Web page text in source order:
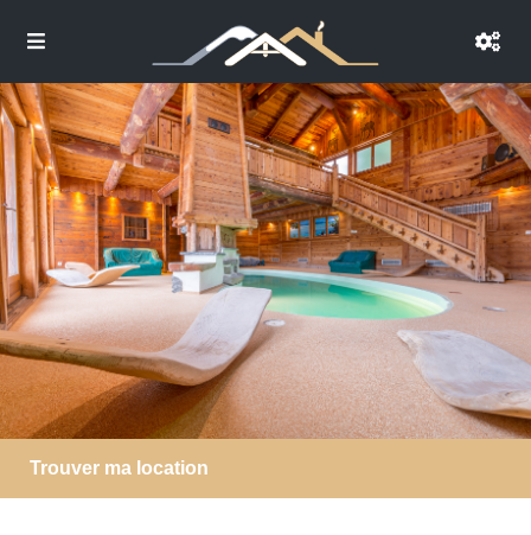
Trouver ma location